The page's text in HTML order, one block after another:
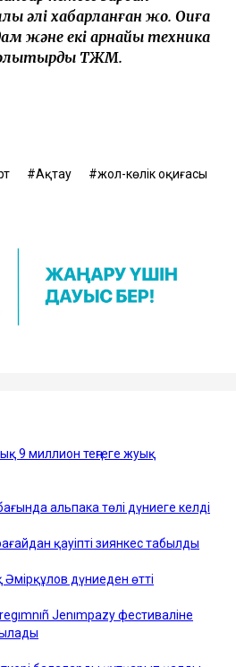
әлі хабарланған жоқ. Оқиға
және екі арнайы техника
ТЖМ.
Ақтау
жол-көлік оқиғасы